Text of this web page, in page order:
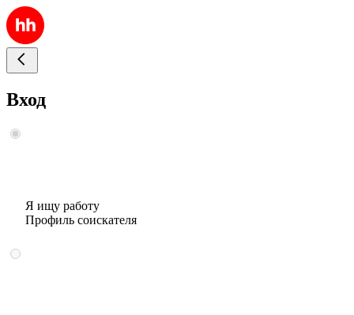
Вход
Я ищу работу
Профиль соискателя